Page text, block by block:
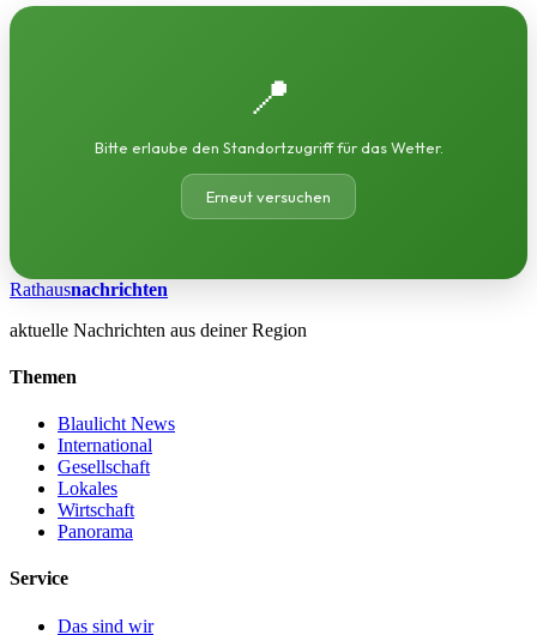
📍
Bitte erlaube den Standortzugriff für das Wetter.
Erneut versuchen
Rathausnachrichten
aktuelle Nachrichten aus deiner Region
Themen
Blaulicht News
International
Gesellschaft
Lokales
Wirtschaft
Panorama
Service
Das sind wir